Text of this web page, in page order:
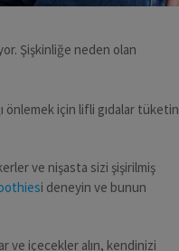
Şişkinliğe neden olan
önlemek için lifli gıdalar tüketin
ve nişasta sizi şişirilmiş
i deneyin ve bunun
ve içecekler alın, kendinizi